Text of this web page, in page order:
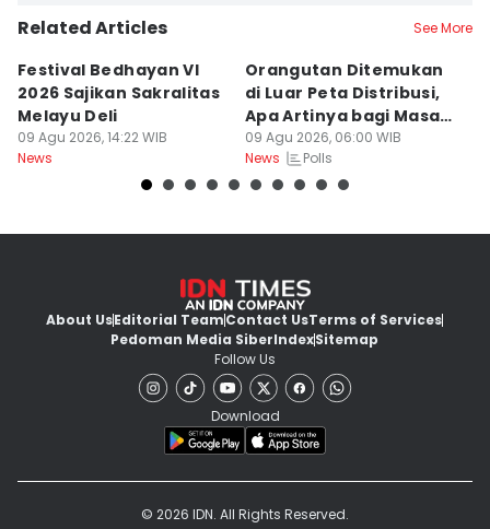
Related Articles See More
Festival Bedhayan VI
2026 Sajikan Sakralitas
Melayu Deli
09 Agu 2026, 14:22 WIB
News
Orangutan Ditemukan
di Luar Peta Distribusi,
Apa Artinya bagi Masa
Depan Konservasi?
09 Agu 2026, 06:00 WIB
News
Polls
About UsEditorial TeamContact UsTerms of Services
Pedoman Media SiberIndexSitemap
Follow Us
Download
© 2026 IDN. All Rights Reserved.